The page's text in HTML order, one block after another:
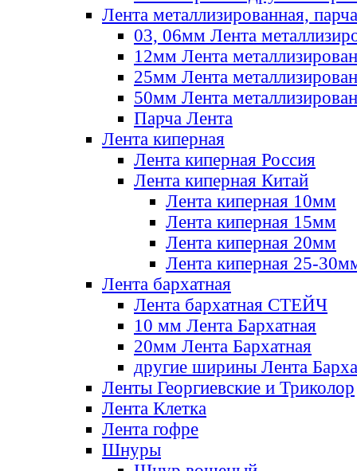
Лента металлизированная, парча
03, 06мм Лента
12мм Лента
25мм Лента
50мм Лента
Парча Лента
Лента киперная
Лента киперная Россия
Лента киперная Китай
Лента киперная 10мм
Лента киперная 15мм
Лента киперная 20мм
Лента киперная 25-
Лента бархатная
Лента бархатная СТЕЙЧ
10 мм Лента Бархатная
20мм Лента Бархатная
другие ширины Лента
Ленты Георгиевские и Триколор
Лента Клетка
Лента гофре
Шнуры